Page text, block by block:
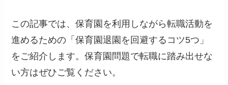
この記事では、保育園を利用しながら転職活動を
進めるための「保育園退園を回避するコツ5つ」
をご紹介します。保育園問題で転職に踏み出せな
い方はぜひご覧ください。